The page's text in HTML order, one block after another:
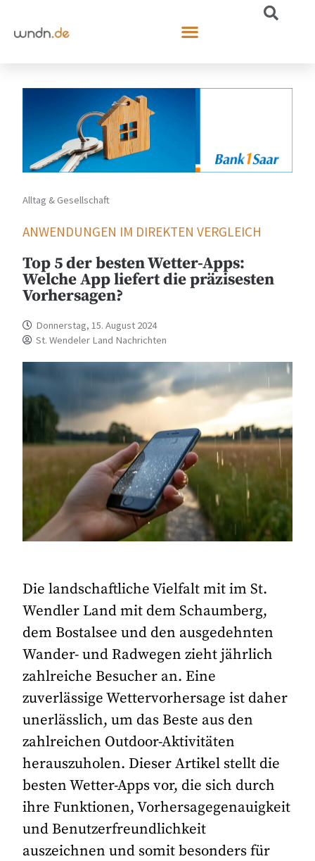
Alltag & Gesellschaft
ANWENDUNGEN IM DIREKTEN VERGLEICH
Top 5 der besten Wetter-Apps:
Welche App liefert die präzisesten
Vorhersagen?
Donnerstag, 15. August 2024
St. Wendeler Land Nachrichten
Die landschaftliche Vielfalt mit im St.
Wendler Land mit dem Schaumberg,
dem Bostalsee und den ausgedehnten
Wander- und Radwegen zieht jährlich
zahlreiche Besucher an. Eine
zuverlässige Wettervorhersage ist daher
unerlässlich, um das Beste aus den
zahlreichen Outdoor-Aktivitäten
herauszuholen. Dieser Artikel stellt die
besten Wetter-Apps vor, die sich durch
ihre Funktionen, Vorhersagegenauigkeit
und Benutzerfreundlichkeit
auszeichnen und somit besonders für